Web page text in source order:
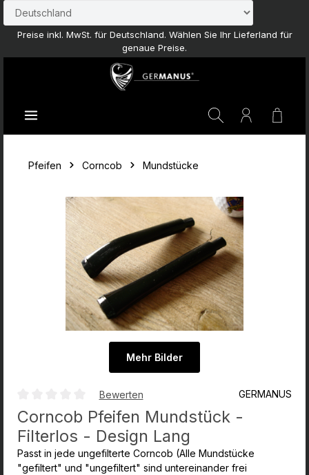
Zum Hauptinhalt springen
Preise inkl. MwSt. für Deutschland. Wählen Sie Ihr Lieferland für
genaue Preise.
Pfeifen Corncob Mundstücke
Mehr Bilder
Durchschnittliche Bewertung von 0 von 5 Sternen
Bewerten GERMANUS
Corncob Pfeifen Mundstück -
Filterlos - Design Lang
Passt in jede ungefilterte Corncob (Alle Mundstücke
"gefiltert" und "ungefiltert" sind untereinander frei